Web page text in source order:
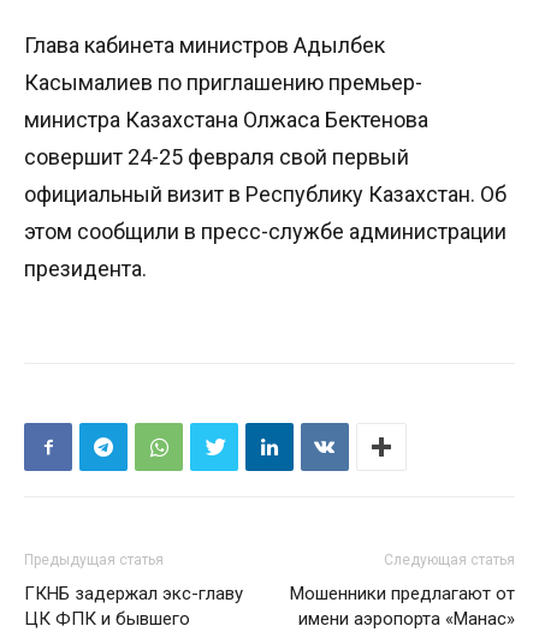
Глава кабинета министров Адылбек
Касымалиев по приглашению премьер-
министра Казахстана Олжаса Бектенова
совершит 24-25 февраля свой первый
официальный визит в Республику Казахстан. Об
этом сообщили в пресс-службе администрации
президента.
Предыдущая статья
ГКНБ задержал экс-главу
ЦК ФПК и бывшего
Следующая статья
Мошенники предлагают от
имени аэропорта «Манас»